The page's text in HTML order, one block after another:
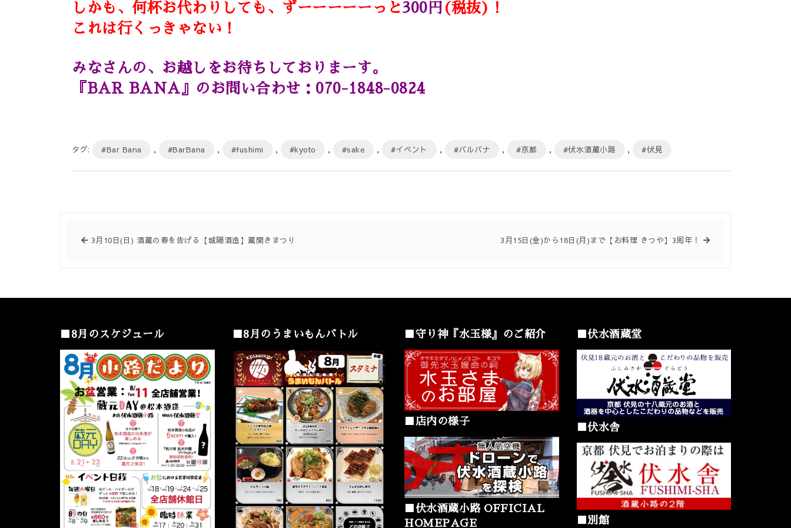
しかも、何杯お代わりしても、ずーーーーーっと300円 (税抜)！
これは行くっきゃない！
みなさんの、お越しをお待ちしておりまーす。
『BAR BANA』のお問い合わせ：070-1848-0824
タグ: #Bar Bana , #BarBana , #fushimi , #kyoto , #sake , #イベント , #バルバナ , #京都 , #伏水酒蔵小路 , #伏見
3月10日(日) 酒蔵の春を告げる【城陽酒造】蔵開きまつり 3月15日(金)から18日(月)まで【お料理 きつや】3周年！
■8月のスケジュール ■8月のうまいもんバトル ■守り神『水玉様』のご紹介
■店内の様子
■伏水酒蔵小路 OFFICIAL
HOMEPAGE
■伏水酒蔵堂
■伏水舎
■別館